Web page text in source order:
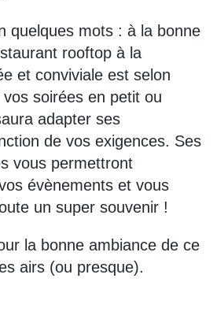
quelques mots : à la bonne
rooftop à la
et conviviale est selon
soirées en petit ou
adapter ses
de vos exigences. Ses
vous permettront
évènements et vous
un super souvenir !
la bonne ambiance de ce
airs (ou presque).